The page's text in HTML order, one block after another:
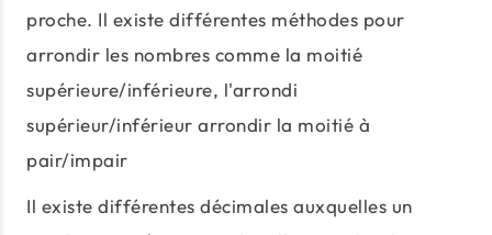
proche. Il existe différentes méthodes pour
arrondir les nombres comme la moitié
supérieure/inférieure, l'arrondi
supérieur/inférieur arrondir la moitié à
pair/impair
Il existe différentes décimales auxquelles un